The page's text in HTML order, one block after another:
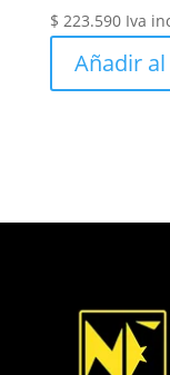
$ 223.590 Iva
Añadir